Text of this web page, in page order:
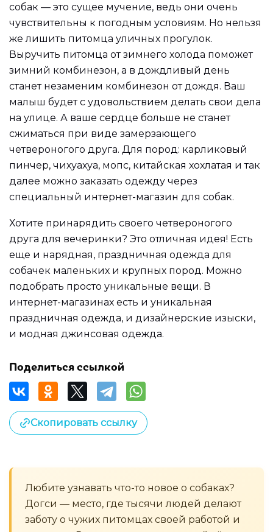
собак — это сущее мучение, ведь они очень
чувствительны к погодным условиям. Но нельзя
же лишить питомца уличных прогулок.
Выручить питомца от зимнего холода поможет
зимний комбинезон, а в дождливый день
станет незаменим комбинезон от дождя. Ваш
малыш будет с удовольствием делать свои дела
на улице. А ваше сердце больше не станет
сжиматься при виде замерзающего
четвероногого друга. Для пород: карликовый
пинчер, чихуахуа, мопс, китайская хохлатая и так
далее можно заказать одежду через
специальный интернет-магазин для собак.
Хотите принарядить своего четвероногого
друга для вечеринки? Это отличная идея! Есть
еще и нарядная, праздничная одежда для
собачек маленьких и крупных пород. Можно
подобрать просто уникальные вещи. В
интернет-магазинах есть и уникальная
праздничная одежда, и дизайнерские изыски,
и модная джинсовая одежда.
Поделиться ссылкой
Скопировать ссылку
Любите узнавать что-то новое о собаках?
Догси — место, где тысячи людей делают
заботу о чужих питомцах своей работой и